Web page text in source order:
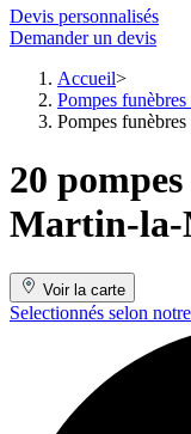
Devis personnalisés
Demander un devis
Accueil
Pompes
Pompes
20
Martin-la-
Voir la carte
Selectionnés selon